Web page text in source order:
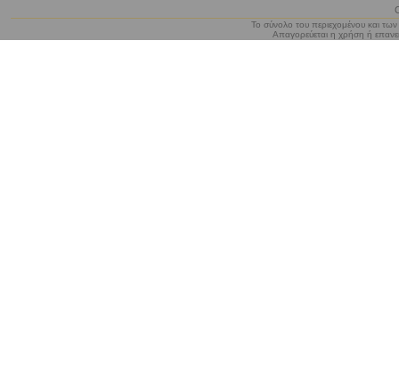
Το σύνολο του περιεχομένου και
Απαγορεύεται η χρήση ή